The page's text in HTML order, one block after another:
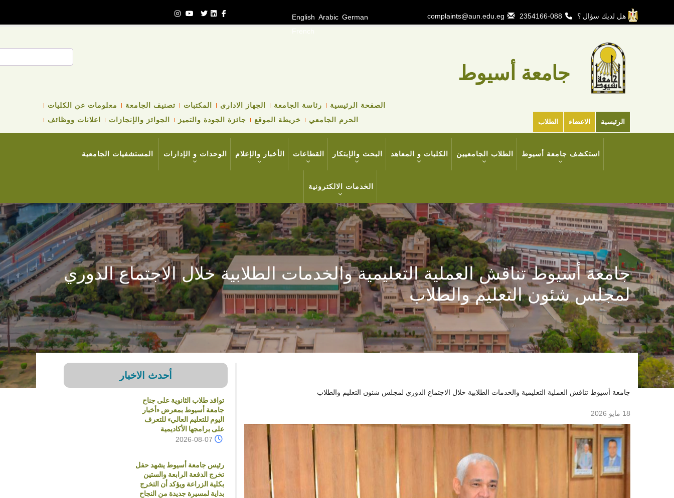
المحتوى
هل لديك سؤال ؟ 088-2354166
complaints@aun.edu.eg
English Arabic German
جامعة أسيوط
الرئيسية الاعضاء الطلاب
NAVIGATION
MENU
الصفحة الرئيسية رئاسة الجامعة الجهاز الادارى المكتبات تصنيف الجامعة
معلومات عن الكليات
الحرم الجامعي
خريطة الموقع جائزة الجودة والتميز الجوائز والإنجازات اعلانات ووظائف
NAVIGATION
استكشف جامعة أسيوط الطلاب الجامعيين الكليات و المعاهد البحث والإبتكار القطاعات الأخبار والإعلام الوحدات و الإدارات المستشفيات الجامعية
الخدمات الالكترونية
جامعة أسيوط تناقش العملية التعليمية والخدمات الطلابية خلال الاجتماع الدوري
لمجلس شئون التعليم والطلاب
جامعة أسيوط تناقش العملية التعليمية والخدمات الطلابية خلال الاجتماع الدوري لمجلس شئون التعليم والطلاب
18 مايو 2026
أحدث الاخبار
توافد طلاب الثانوية على جناح
جامعة أسيوط بمعرض «أخبار
اليوم للتعليم العالي» للتعرف
على برامجها الأكاديمية
2026-08-07
رئيس جامعة أسيوط يشهد حفل
تخرج الدفعة الرابعة والستين
بكلية الزراعة ويؤكد أن التخرج
بداية لمسيرة جديدة من النجاح